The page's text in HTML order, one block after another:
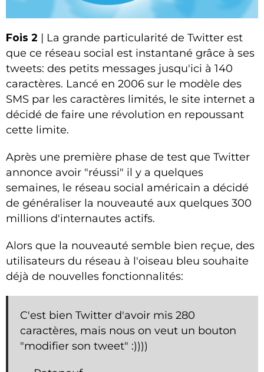
Fois 2 | La grande particularité de Twitter est
que ce réseau social est instantané grâce à ses
tweets: des petits messages jusqu'ici à 140
caractères. Lancé en 2006 sur le modèle des
SMS par les caractères limités, le site internet a
décidé de faire une révolution en repoussant
cette limite.
Après une première phase de test que Twitter
annonce avoir "réussi" il y a quelques
semaines, le réseau social américain a décidé
de généraliser la nouveauté aux quelques 300
millions d'internautes actifs.
Alors que la nouveauté semble bien reçue, des
utilisateurs du réseau à l'oiseau bleu souhaite
déjà de nouvelles fonctionnalités:
C'est bien Twitter d'avoir mis 280
caractères, mais nous on veut un bouton
"modifier son tweet" :))))